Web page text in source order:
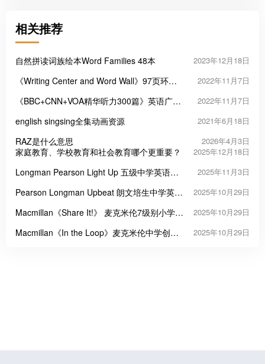
相关推荐
自然拼读词族绘本Word Families 48本 2023年12月18日
《Writing Center and Word Wall》97页环创
2022年11月7日
《BBC+CNN+VOA精华听力300篇》英语广播
2022年11月7日
english singsing全集动画资源 2021年6月18日
RAZ是什么意思 2026年4月3日
家庭教育、学校教育和社会教育哪个更重要？ 2025年12月18日
Longman Pearson Light Up 五级中学英语教
2025年11月3日
Pearson Longman Upbeat 朗文培生中学英语
2025年10月29日
Macmillan《Share It!》 麦克米伦7级别小学英
2025年10月29日
Macmillan《In the Loop》麦克米伦中学创新
2025年10月29日